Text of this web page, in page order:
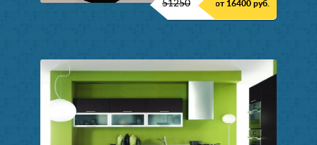
51250 от 16400 руб.